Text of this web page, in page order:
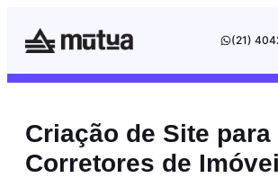
(21)
Criação de Site para
Corretores de